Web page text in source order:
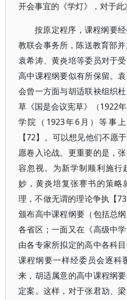
开会事宜的《学灯》，对于此
按原定程序，课程纲要
教联会事务所，陈送教育部
袁希涛、黄炎培等委员对于
高中课程纲要似有所保留。
会曾一方面与胡适联袂组织
草《国是会议宪草》（1922
学院（1923年6月）等事
【72】。可以想见他们不愿
愿卷入论战。更重要的是，
容忽视。为新学制顺利施行
妙，黄炎培复张謇书的策略
理，不做无谓的理论争执【
颁布高中课程纲要（包括总
各省区；一面又在《高级中
由各专家所拟定的高中各科
课程纲要一样经委员会逐科
来，胡适属意的高中课程纲
定案。这样，对于张君劢、